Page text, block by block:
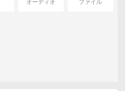
オーディオ ファイル